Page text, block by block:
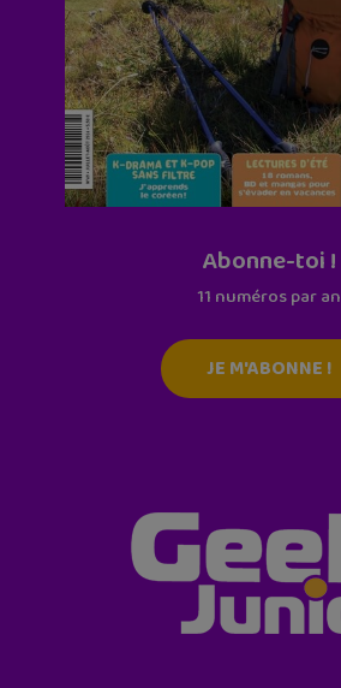
Abonne-toi !
11 numéros par an
JE M'ABONNE !